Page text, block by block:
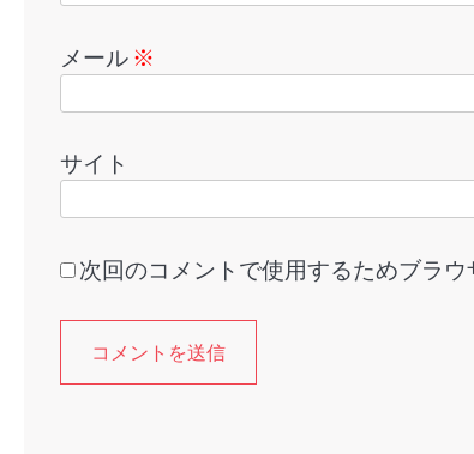
メール ※
サイト
次回のコメントで使用するためブラ